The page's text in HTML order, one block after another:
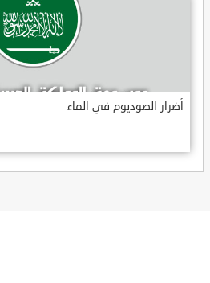
أضرار الصوديوم في الماء